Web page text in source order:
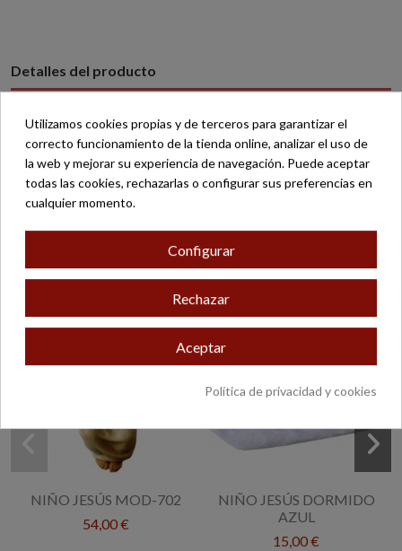
Detalles del producto
Referencia1113
NIÑO JESÚS MOD-702
54,00 €
NIÑO JESÚS DORMIDO
AZUL
15,00 €
Utilizamos cookies propias y de terceros para garantizar el
correcto funcionamiento de la tienda online, analizar el uso de
la web y mejorar su experiencia de navegación. Puede aceptar
todas las cookies, rechazarlas o configurar sus preferencias en
cualquier momento.
Configurar
Rechazar
Aceptar
Política de privacidad y cookies